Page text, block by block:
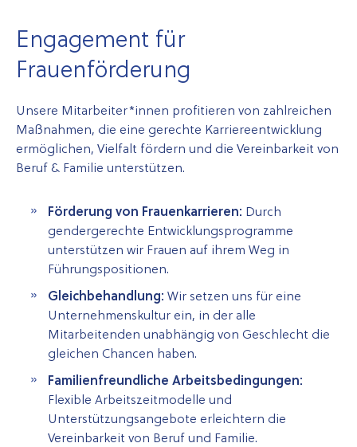
Engagement für
Frauenförderung
Unsere Mitarbeiter*innen profitieren von zahlreichen
Maßnahmen, die eine gerechte Karriereentwicklung
ermöglichen, Vielfalt fördern und die Vereinbarkeit von
Beruf & Familie unterstützen.
Förderung von Frauenkarrieren: Durch
gendergerechte Entwicklungsprogramme
unterstützen wir Frauen auf ihrem Weg in
Führungspositionen.
Gleichbehandlung: Wir setzen uns für eine
Unternehmenskultur ein, in der alle
Mitarbeitenden unabhängig von Geschlecht die
gleichen Chancen haben.
Familienfreundliche Arbeitsbedingungen:
Flexible Arbeitszeitmodelle und
Unterstützungsangebote erleichtern die
Vereinbarkeit von Beruf und Familie.